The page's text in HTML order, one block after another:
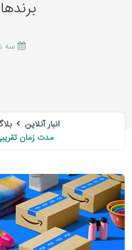
سه شنبه
انبار آنلاین
مدت زمان تقریبی